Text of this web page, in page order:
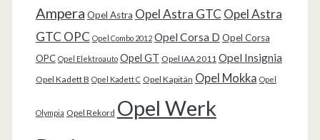
Ampera Opel Astra Opel Astra GTC Opel Astra
GTC OPC Opel Combo 2012 Opel Corsa D Opel Corsa
OPC Opel Elektroauto Opel GT Opel IAA 2011 Opel Insignia
Opel Kadett B Opel Kadett C Opel Kapitän Opel Mokka Opel
Olympia Opel Rekord Opel Werk